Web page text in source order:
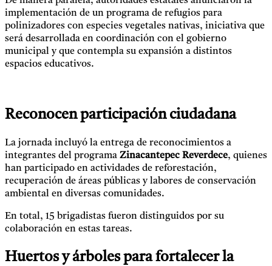
implementación de un programa de refugios para
polinizadores con especies vegetales nativas, iniciativa que
será desarrollada en coordinación con el gobierno
municipal y que contempla su expansión a distintos
espacios educativos.
Reconocen participación ciudadana
La jornada incluyó la entrega de reconocimientos a
integrantes del programa Zinacantepec Reverdece, quienes
han participado en actividades de reforestación,
recuperación de áreas públicas y labores de conservación
ambiental en diversas comunidades.
En total, 15 brigadistas fueron distinguidos por su
colaboración en estas tareas.
Huertos y árboles para fortalecer la